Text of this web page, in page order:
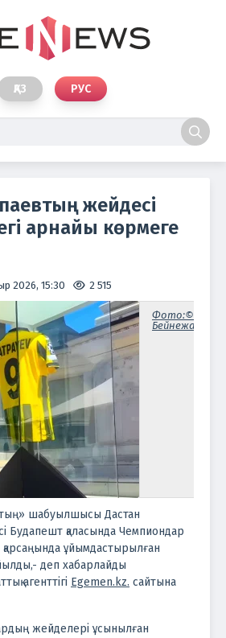
ҚАЗ РУС
жейдесі
арнайы көрмеге
2026, 15:30 2 515
Фото:©
шабуылшысы Дастан
Будапешт қаласында Чемпиондар
ұйымдастырылған
деп хабарлайды
агенттігі Egemen.kz. сайтына
жейделері ұсынылған